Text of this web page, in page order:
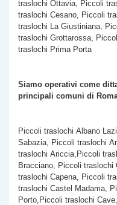
traslochi Ottavia, Piccoli
traslochi Cesano, Piccoli
traslochi La Giustiniana,
traslochi Grottarossa,
traslochi Prima Porta
Siamo operativi come
principali comuni di
Piccoli traslochi Albano
Sabazia, Piccoli traslochi
traslochi Ariccia,Piccoli
Bracciano, Piccoli traslochi
traslochi Capena, Piccoli
traslochi Castel Madama,
Porto,Piccoli traslochi